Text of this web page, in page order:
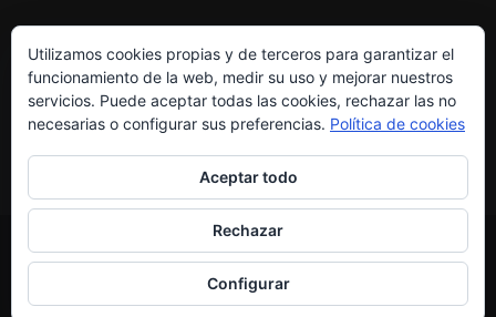
SIGUENOS EN
© ELCENTINELADELAFRONTERA.COM byMultiServicios Helena
Aviso Legal
Política de Cookies
Política de Privacidad
Contactos
Utilizamos cookies propias y de terceros para garantizar el
funcionamiento de la web, medir su uso y mejorar nuestros
servicios. Puede aceptar todas las cookies, rechazar las no
necesarias o configurar sus preferencias. Política de cookies
Aceptar todo
Rechazar
Configurar